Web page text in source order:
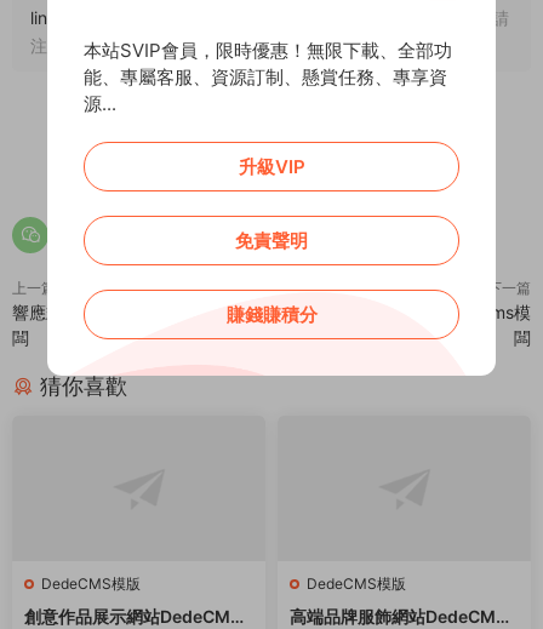
lingerie-apparel-clothing-dream-weaving-template/
，轉載請
注明出處。
上一篇
響應式美容養生美發連鎖類織夢模
闆
下一篇
響應式貨運物流網站dedecms模
闆
猜你喜歡
DedeCMS模版
創意作品展示網站DedeCMS
DedeCMS模版
高端品牌服飾網站DedeCMS
本站SVIP會員，限時優惠！無限下載、全部功
能、專屬客服、資源訂制、懸賞任務、專享資
源...
升級VIP
免責聲明
賺錢賺積分